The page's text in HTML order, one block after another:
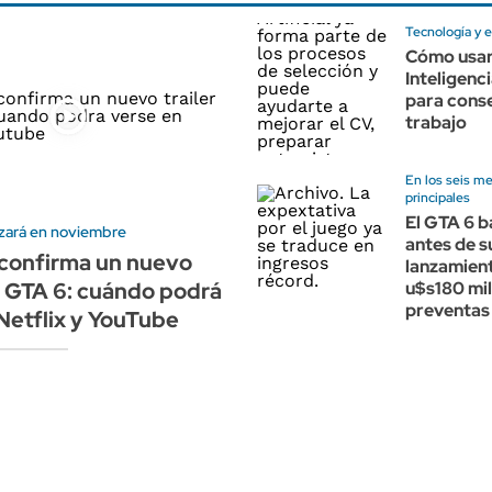
en noviembre
un nuevo
6: cuándo podrá
y YouTube
Tecnología y
Cómo
para
trabajo
En los seis
principales
El GTA 6
antes de
u$s180
preventas